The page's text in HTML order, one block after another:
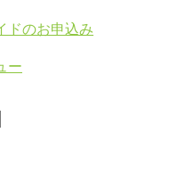
ドのお申込み
ー